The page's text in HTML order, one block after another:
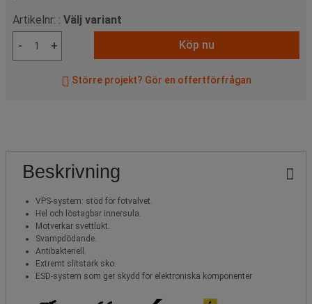
Artikelnr: : Välj variant
-
+ Köp nu
Större projekt? Gör en offertförfrågan
Beskrivning
VPS-system: stöd för fotvalvet.
Hel och löstagbar innersula.
Motverkar svettlukt.
Svampdödande.
Antibakteriell.
Extremt slitstark sko.
ESD-system som ger skydd för elektroniska komponenter